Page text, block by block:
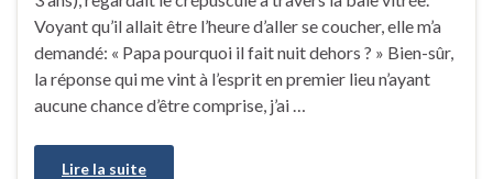
Voyant qu’il allait être l’heure d’aller se coucher, elle m’a
demandé: « Papa pourquoi il fait nuit dehors ? » Bien-sûr,
la réponse qui me vint à l’esprit en premier lieu n’ayant
aucune chance d’être comprise, j’ai …
Lire la suite